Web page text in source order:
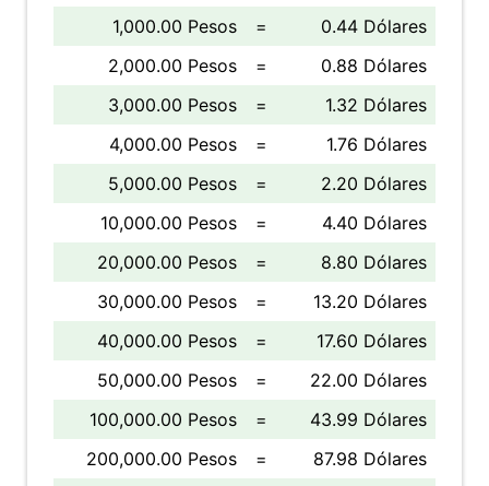
1,000.00 Pesos =
0.44 Dólares
2,000.00 Pesos
=
0.88 Dólares
3,000.00 Pesos
=
1.32 Dólares
4,000.00 Pesos
=
1.76 Dólares
5,000.00 Pesos
=
2.20 Dólares
10,000.00 Pesos
=
4.40 Dólares
20,000.00 Pesos
=
8.80 Dólares
30,000.00 Pesos
=
13.20 Dólares
40,000.00 Pesos
=
17.60 Dólares
50,000.00 Pesos
=
22.00 Dólares
100,000.00 Pesos
=
43.99 Dólares
200,000.00 Pesos
=
87.98 Dólares